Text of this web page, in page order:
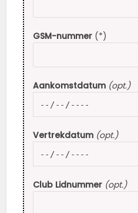
GSM-nummer(*)
Aankomstdatum (opt.)
Vertrekdatum (opt.)
Club Lidnummer (opt.)